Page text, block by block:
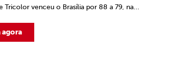
Tricolor venceu o Brasília por 88 a 79, na...
agora